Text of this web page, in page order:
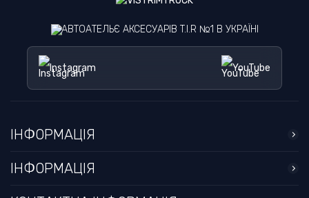
АВТОАТЕЛЬЄ АКСЕСУАРІВ T.I.R №1 В УКРАЇНІ
Instagram YouTube
ІНФОРМАЦІЯ
ІНФОРМАЦІЯ